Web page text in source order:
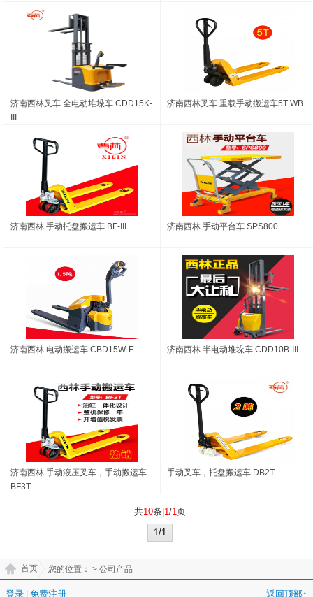
济南西林叉车 全电动堆垛车 CDD15K-
济南西林叉车 重载手动搬运车5T WB
济南西林 手动托盘搬运车 BF-III 济南西林 手动平台车 SPS800
济南西林 电动搬运车 CBD15W-E 济南西林 半电动堆垛车 CDD10B-III
济南西林 手动液压叉车，手动搬运车
BF3T
手动叉车，托盘搬运车 DB2T
共10条| 1/1页
1/1
您的位置：
首页 > 公司产品
登录 免费注册 返回顶部↑